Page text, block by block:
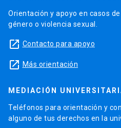
Orientación y apoyo en casos
género o violencia sexual.
launch Contacto para apoyo
launch Más orientación
MEDIACIÓN
Teléfonos para orientación y
alguno de tus derechos en la